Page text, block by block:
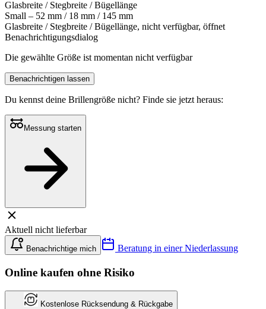
Glasbreite / Stegbreite / Bügellänge
Small – 52 mm / 18 mm / 145 mm
Glasbreite / Stegbreite / Bügellänge, nicht verfügbar, öffnet
Benachrichtigungsdialog
Die gewählte Größe ist momentan nicht verfügbar
Benachrichtigen lassen
Du kennst deine Brillengröße nicht? Finde sie jetzt heraus:
Messung starten
Aktuell nicht lieferbar
Benachrichtige mich Beratung in einer Niederlassung
Online kaufen ohne Risiko
Kostenlose Rücksendung & Rückgabe